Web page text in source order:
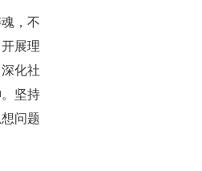
，不
展理
化社
坚持
问题